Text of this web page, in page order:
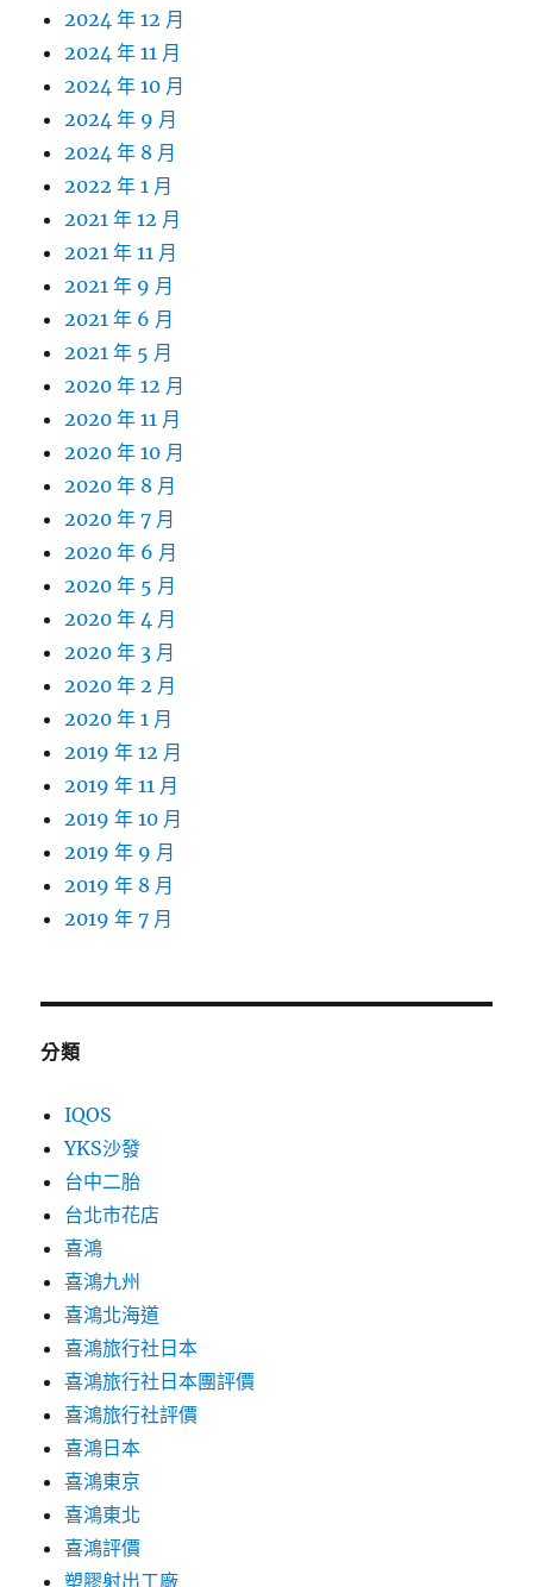
2024 年 12 月
2024 年 11 月
2024 年 10 月
2024 年 9 月
2024 年 8 月
2022 年 1 月
2021 年 12 月
2021 年 11 月
2021 年 9 月
2021 年 6 月
2021 年 5 月
2020 年 12 月
2020 年 11 月
2020 年 10 月
2020 年 8 月
2020 年 7 月
2020 年 6 月
2020 年 5 月
2020 年 4 月
2020 年 3 月
2020 年 2 月
2020 年 1 月
2019 年 12 月
2019 年 11 月
2019 年 10 月
2019 年 9 月
2019 年 8 月
2019 年 7 月
分類
IQOS
YKS沙發
台中二胎
台北市花店
喜鴻
喜鴻九州
喜鴻北海道
喜鴻旅行社日本
喜鴻旅行社日本團評價
喜鴻旅行社評價
喜鴻日本
喜鴻東京
喜鴻東北
喜鴻評價
塑膠射出工廠